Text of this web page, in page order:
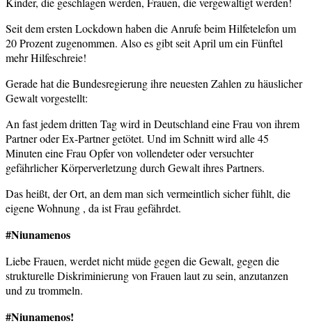
Seit dem ersten Lockdown haben die Anrufe beim Hilfetelefon um
20 Prozent zugenommen. Also es gibt seit April um ein Fünftel
mehr Hilfeschreie!
Gerade hat die Bundesregierung ihre neuesten Zahlen zu häuslicher
Gewalt vorgestellt:
An fast jedem dritten Tag wird in Deutschland eine Frau von ihrem
Partner oder Ex-Partner getötet. Und im Schnitt wird alle 45
Minuten eine Frau Opfer von vollendeter oder versuchter
gefährlicher Körperverletzung durch Gewalt ihres Partners.
Das heißt, der Ort, an dem man sich vermeintlich sicher fühlt, die
eigene Wohnung , da ist Frau gefährdet.
#Niunamenos
Liebe Frauen, werdet nicht müde gegen die Gewalt, gegen die
strukturelle Diskriminierung von Frauen laut zu sein, anzutanzen
und zu trommeln.
#Niunamenos!